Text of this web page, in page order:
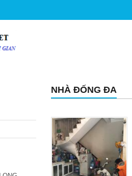
NHÀ ĐỐNG ĐA